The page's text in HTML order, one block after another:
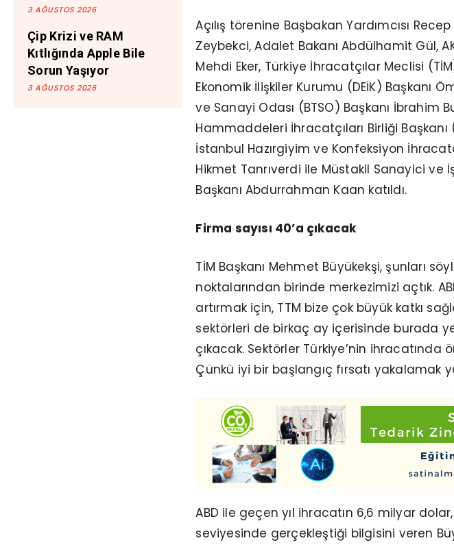
3 AĞUSTOS 2026
Çip Krizi ve RAM
Kıtlığında Apple Bile
Sorun Yaşıyor
3 AĞUSTOS 2026
Açılış törenine Başbakan Yardımcısı
Zeybekci, Adalet Bakanı Abdülhamit Gül,
Mehdi Eker, Türkiye İhracatçılar Meclisi
Ekonomik İlişkiler Kurumu (DEİK) Başkanı
ve Sanayi Odası (BTSO) Başkanı İbrahim
Hammaddeleri İhracatçıları Birliği Başkanı
İstanbul Hazırgiyim ve Konfeksiyon
Hikmet Tanrıverdi ile Müstakil Sanayici ve
Başkanı Abdurrahman Kaan katıldı.
Firma sayısı 40’a çıkacak
TİM Başkanı Mehmet Büyükekşi, şunları
noktalarından birinde merkezimizi açtık.
artırmak için, TTM bize çok büyük katkı
sektörleri de birkaç ay içerisinde burada
çıkacak. Sektörler Türkiye’nin
Çünkü iyi bir başlangıç fırsatı yakalamak
ABD ile geçen yıl ihracatın 6,6 milyar
seviyesinde gerçekleştiği bilgisini veren